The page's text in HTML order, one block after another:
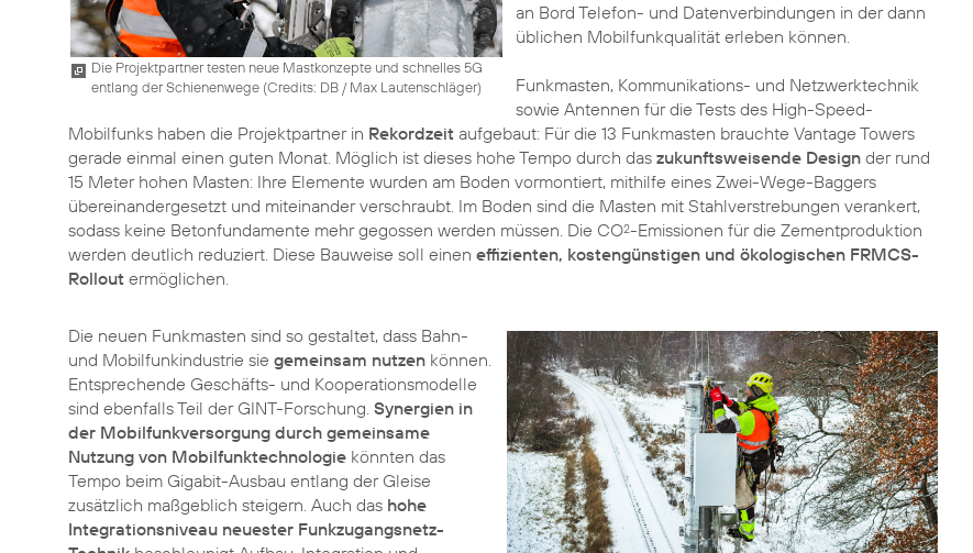
Die Projektpartner testen neue Mastkonzepte und schnelles 5G
entlang der Schienenwege (Credits: DB / Max Lautenschläger)
an Bord Telefon- und Datenverbindungen in der dann
üblichen Mobilfunkqualität erleben können.
Funkmasten, Kommunikations- und Netzwerktechnik
sowie Antennen für die Tests des High-Speed-
Mobilfunks haben die Projektpartner in Rekordzeit aufgebaut: Für die 13 Funkmasten brauchte Vantage Towers
gerade einmal einen guten Monat. Möglich ist dieses hohe Tempo durch das zukunftsweisende Design der rund
15 Meter hohen Masten: Ihre Elemente wurden am Boden vormontiert, mithilfe eines Zwei-Wege-Baggers
übereinandergesetzt und miteinander verschraubt. Im Boden sind die Masten mit Stahlverstrebungen verankert,
sodass keine Betonfundamente mehr gegossen werden müssen. Die CO2-Emissionen für die Zementproduktion
werden deutlich reduziert. Diese Bauweise soll einen effizienten, kostengünstigen und ökologischen FRMCS-
Rollout ermöglichen.
Die neuen Funkmasten sind so gestaltet, dass Bahn-
und Mobilfunkindustrie sie gemeinsam nutzen können.
Entsprechende Geschäfts- und Kooperationsmodelle
sind ebenfalls Teil der GINT-Forschung. Synergien in
der Mobilfunkversorgung durch gemeinsame
Nutzung von Mobilfunktechnologie könnten das
Tempo beim Gigabit-Ausbau entlang der Gleise
zusätzlich maßgeblich steigern. Auch das hohe
Integrationsniveau neuester Funkzugangsnetz-